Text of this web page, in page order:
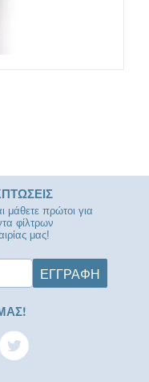
μάθετε πρώτοι για
φίλτρων
μας!
ΕΓΓΡΑΦΉ